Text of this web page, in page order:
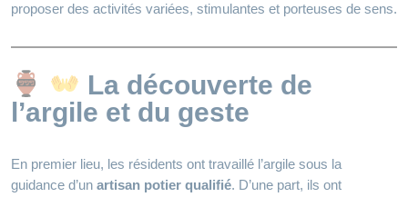
proposer des activités variées, stimulantes et porteuses de sens.
La découverte de
l’argile et du geste
En premier lieu, les résidents ont travaillé l’argile sous la
guidance d’un artisan potier qualifié. D’une part, ils ont